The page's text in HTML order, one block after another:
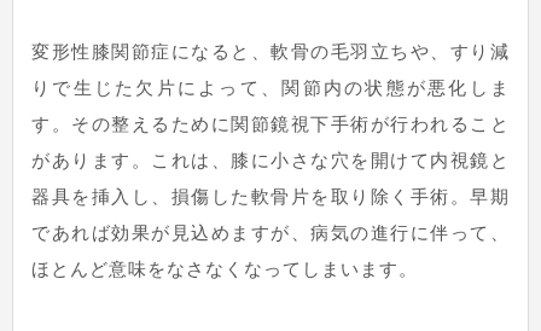
変形性膝関節症になると、軟骨の毛羽立ちや、すり減
りで生じた欠片によって、関節内の状態が悪化しま
す。その整えるために関節鏡視下手術が行われること
があります。これは、膝に小さな穴を開けて内視鏡と
器具を挿入し、損傷した軟骨片を取り除く手術。早期
であれば効果が見込めますが、病気の進行に伴って、
ほとんど意味をなさなくなってしまいます。